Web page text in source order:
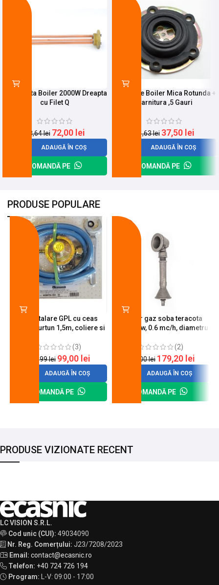
Rezistenta Boiler 2000W Dreapta
cu Filet Q
98,64lei 72,00 lei
ADAUGĂ ÎN COȘ
COMANDĂ PE
Flansa de Boiler Mica Rotunda +
Garnitura ,5 Gauri
41,63lei 37,50 lei
ADAUGĂ ÎN COȘ
COMANDĂ PE
PRODUSE POPULARE
Kit instalare GPL cu ceas
butelie, furtun 1,5m, coliere si
(3)
120,99lei 99,00 lei
ADAUGĂ ÎN COȘ
COMANDĂ PE
Arzator gaz soba teracota
A600, 6 kw, 0.6 mc/h, diametru
(2)
200,00lei 179,20 lei
ADAUGĂ ÎN COȘ
COMANDĂ PE
PRODUSE VIZIONATE RECENT
LC VISION S.R.L.
Cod unic (CUI): 49034090
Nr. Reg. Comerțului: J23/7208/2023
Email: contact@ecasnic.ro
Telefon: +40 724 726 194
Program:
L-V: 09:00 - 17:00